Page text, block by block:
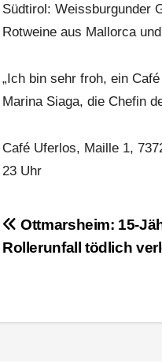
Südtirol: Weissburgunder
Rotweine aus Mallorca
„Ich bin sehr froh, ein
Marina Siaga, die Chefin
Café Uferlos, Maille 1,
23 Uhr
Ottmarsheim: 15-
Rollerunfall tödlich